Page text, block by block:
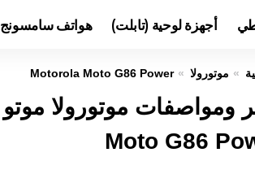
أجهزة لوحية (تابلت) هواتف سامسونج
موتورولا Motorola Moto G86 Power
Moto G86